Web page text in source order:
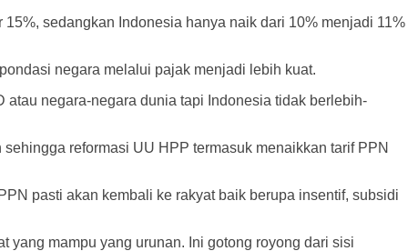
sedangkan Indonesia hanya naik dari 10% menjadi 11%
negara melalui pajak menjadi lebih kuat.
atau negara-negara dunia tapi Indonesia tidak berlebih-
reformasi UU HPP termasuk menaikkan tarif PPN
pasti akan kembali ke rakyat baik berupa insentif, subsidi
yang mampu yang urunan. Ini gotong royong dari sisi